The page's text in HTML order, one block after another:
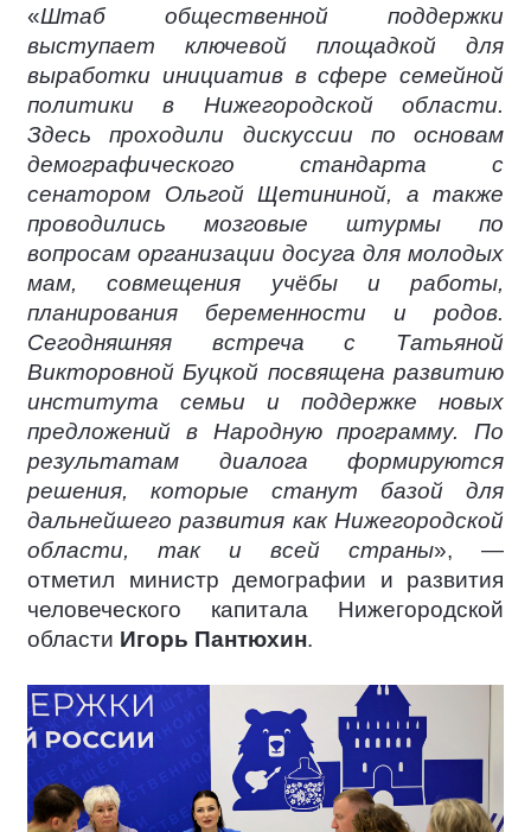
«Штаб общественной поддержки
выступает ключевой площадкой для
выработки инициатив в сфере семейной
политики в Нижегородской области.
Здесь проходили дискуссии по основам
демографического стандарта с
сенатором Ольгой Щетининой, а также
проводились мозговые штурмы по
вопросам организации досуга для молодых
мам, совмещения учёбы и работы,
планирования беременности и родов.
Сегодняшняя встреча с Татьяной
Викторовной Буцкой посвящена развитию
института семьи и поддержке новых
предложений в Народную программу. По
результатам диалога формируются
решения, которые станут базой для
дальнейшего развития как Нижегородской
области, так и всей страны», —
отметил министр демографии и развития
человеческого капитала Нижегородской
области Игорь Пантюхин.